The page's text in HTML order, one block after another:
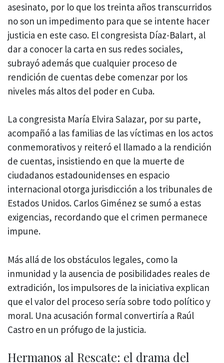
asesinato, por lo que los treinta años transcurridos
no son un impedimento para que se intente hacer
justicia en este caso. El congresista Díaz-Balart, al
dar a conocer la carta en sus redes sociales,
subrayó además que cualquier proceso de
rendición de cuentas debe comenzar por los
niveles más altos del poder en Cuba.
La congresista María Elvira Salazar, por su parte,
acompañó a las familias de las víctimas en los actos
conmemorativos y reiteró el llamado a la rendición
de cuentas, insistiendo en que la muerte de
ciudadanos estadounidenses en espacio
internacional otorga jurisdicción a los tribunales de
Estados Unidos. Carlos Giménez se sumó a estas
exigencias, recordando que el crimen permanece
impune.
Más allá de los obstáculos legales, como la
inmunidad y la ausencia de posibilidades reales de
extradición, los impulsores de la iniciativa explican
que el valor del proceso sería sobre todo político y
moral. Una acusación formal convertiría a Raúl
Castro en un prófugo de la justicia.
Hermanos al Rescate: el drama del